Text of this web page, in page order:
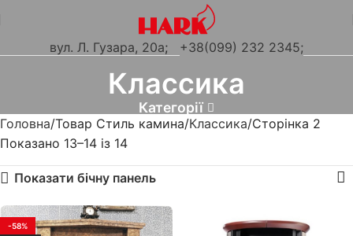
вул. Л. Гузара, 20а; +38(099) 232 2345;
Классика
Категорії
Головна Товар Стиль камина Классика Сторінка 2
Показано 13–14 із 14
Показати бічну панель
-58%